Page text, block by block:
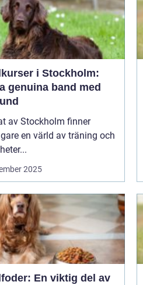
i Stockholm:
genuina band med
av Stockholm finner
en värld av träning och
2025
En viktig del av